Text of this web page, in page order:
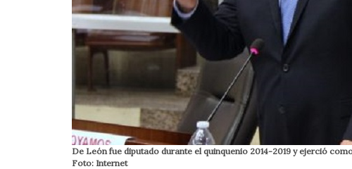
De León fue diputado durante el quinquenio 2014-2019 y ejerció
Foto: Internet